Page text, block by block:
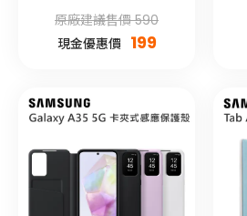
原廠建議售價 590
現金優惠價 199